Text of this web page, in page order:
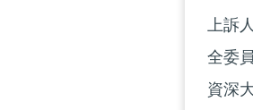
上訴
全委
資深